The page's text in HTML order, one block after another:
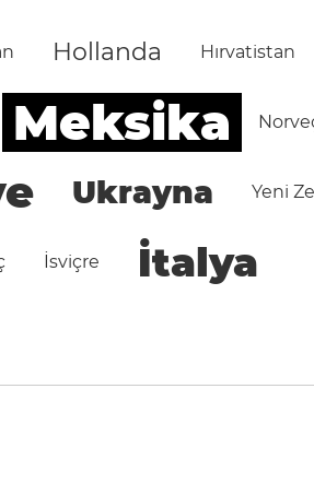
Hollanda Hırvatistan
Meksika
Ukrayna Yeni
İsviçre İtalya